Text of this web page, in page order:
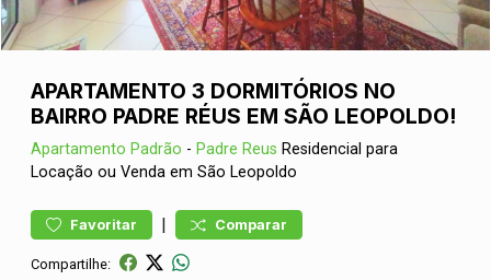
APARTAMENTO 3 DORMITÓRIOS NO
BAIRRO PADRE RÉUS EM SÃO LEOPOLDO!
Apartamento Padrão - Padre Reus Residencial para
Locação ou Venda em São Leopoldo
Favoritar | Comparar
Compartilhe: